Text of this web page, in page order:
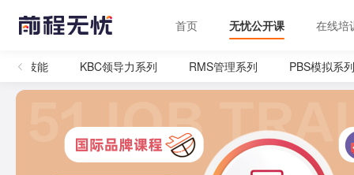
首页 无忧公开课 在线培
管理技能 KBC领导力系列 RMS管理系列 PBS模拟系